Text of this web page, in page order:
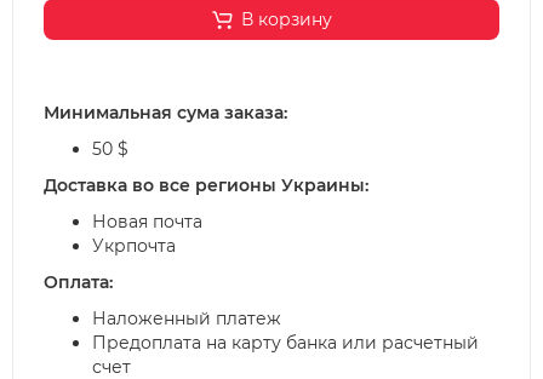
В корзину
Минимальная сума заказа:
50 $
Доставка во все регионы Украины:
Новая почта
Укрпочта
Оплата:
Наложенный платеж
Предоплата на карту банка или расчетный
счет